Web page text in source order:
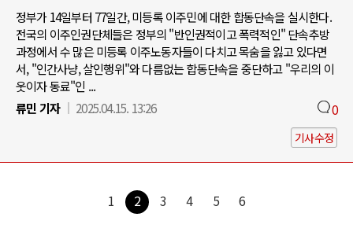
정부가 14일부터 77일간, 미등록 이주민에 대한 합동단속을 실시한다.
전국의 이주인권단체들은 정부의 "반인권적이고 폭력적인" 단속추방
과정에서 수 많은 미등록 이주노동자들이 다치고 목숨을 잃고 있다면
서, "인간사냥, 살인행위"와 다름없는 합동단속을 중단하고 "우리의 이
웃이자 동료"인 ...
류민 기자
2025.04.15. 13:26 0
기사수정
1 2 3 4 5 6